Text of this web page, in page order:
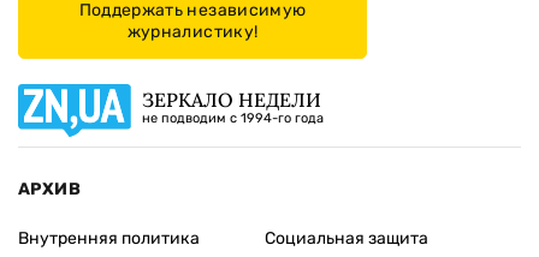
Поддержать независимую
журналистику!
ЗЕРКАЛО НЕДЕЛИ
не подводим с 1994-го года
АРХИВ
Внутренняя политика
Социальная защита